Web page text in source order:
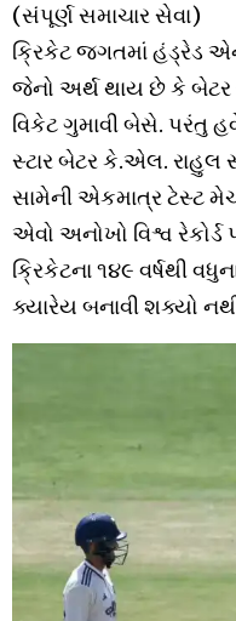
(સંપૂર્ણ સમાચાર સેવા)
ક્રિકેટ જગતમાં હંડ્રેડ
જેનો અર્થ થાય છે કે બેટર
વિકેટ ગુમાવી બેસે. પરંતુ
સ્ટાર બેટર કે.એલ. રાહુલ
સામેની એકમાત્ર ટેસ્ટ
એવો અનોખો વિશ્વ રેકોર્ડ
ક્રિકેટના ૧૪૯ વર્ષથી
ક્યારેય બનાવી શક્યો